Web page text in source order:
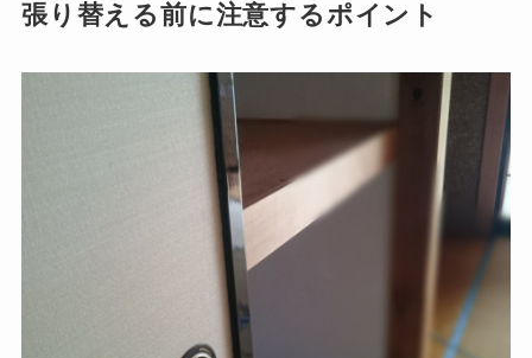
張り替える前に注意するポイント